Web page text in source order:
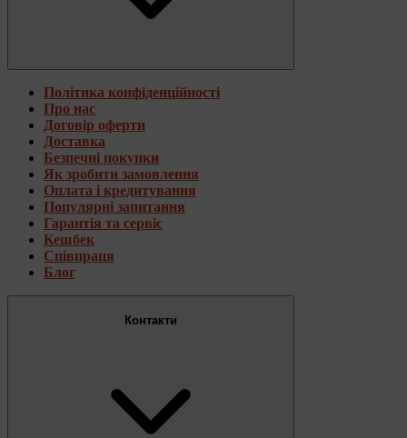
Політика конфіденційності
Про нас
Договір оферти
Доставка
Безпечні покупки
Як зробити замовлення
Оплата і кредитування
Популярні запитання
Гарантія та сервіс
Кешбек
Співпраця
Блог
Контакти